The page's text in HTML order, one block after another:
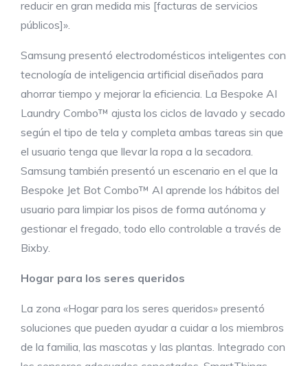
reducir en gran medida mis [facturas de servicios
públicos]».
Samsung presentó electrodomésticos inteligentes con
tecnología de inteligencia artificial diseñados para
ahorrar tiempo y mejorar la eficiencia. La Bespoke AI
Laundry Combo™ ajusta los ciclos de lavado y secado
según el tipo de tela y completa ambas tareas sin que
el usuario tenga que llevar la ropa a la secadora.
Samsung también presentó un escenario en el que la
Bespoke Jet Bot Combo™ AI aprende los hábitos del
usuario para limpiar los pisos de forma autónoma y
gestionar el fregado, todo ello controlable a través de
Bixby.
Hogar para los seres queridos
La zona «Hogar para los seres queridos» presentó
soluciones que pueden ayudar a cuidar a los miembros
de la familia, las mascotas y las plantas. Integrado con